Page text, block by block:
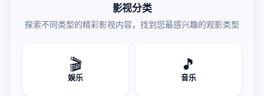
影视分类
探索不同类型的精彩影视内容，找到您最感兴趣的观影类型
🎬
娱乐
🎵
音乐